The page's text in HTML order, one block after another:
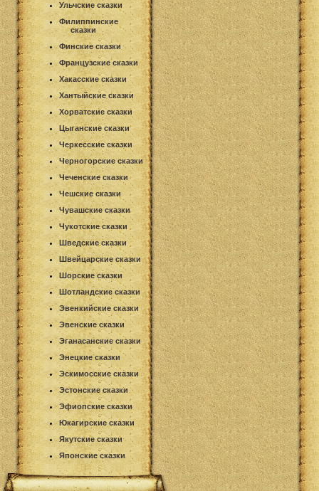
Ульчские сказки
Филиппинские
сказки
Финские сказки
Французские сказки
Хакасские сказки
Хантыйские сказки
Хорватские сказки
Цыганские сказки
Черкесские сказки
Черногорские сказки
Чеченские сказки
Чешские сказки
Чувашские сказки
Чукотские сказки
Шведские сказки
Швейцарские сказки
Шорские сказки
Шотландские сказки
Эвенкийские сказки
Эвенские сказки
Эганасанские сказки
Энецкие сказки
Эскимосские сказки
Эстонские сказки
Эфиопские сказки
Юкагирские сказки
Якутские сказки
Японские сказки